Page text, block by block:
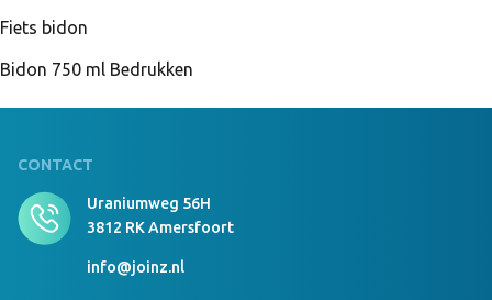
Fiets bidon
Bidon 750 ml Bedrukken
CONTACT
Uraniumweg 56H
3812 RK Amersfoort
info@joinz.nl